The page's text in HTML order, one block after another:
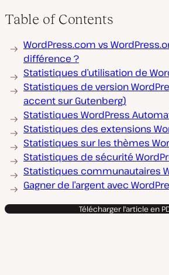
Table of Contents
WordPress.com vs
différence ?
Statistiques d’utilisation de
Statistiques de version
accent sur Gutenberg)
Statistiques WordPress
Statistiques des extensions
Statistiques sur les thèmes
Statistiques de sécurité
Statistiques communautaires
Gagner de l’argent avec
Télécharger l'article en